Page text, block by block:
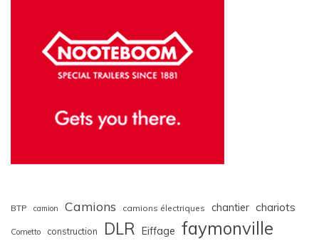
BTP camion Camions camions électriques chantier chariots
Cometto construction DLR Eiffage faymonville